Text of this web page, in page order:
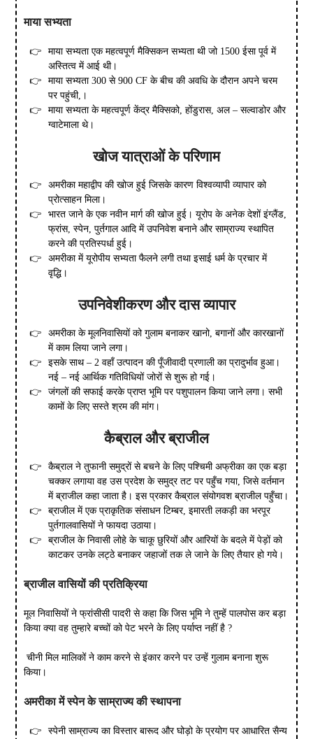
माया सभ्यता
माया सभ्यता एक महत्वपूर्ण मैक्सिकन सभ्यता थी जो 1500 ईसा पूर्व में
अस्तित्व में आई थी।
माया सभ्यता 300 से 900 CF के बीच की अवधि के दौरान अपने चरम
पर पहुंची,।
माया सभ्यता के महत्वपूर्ण केंद्र मैक्सिको, होंडुरास, अल – सल्वाडोर और
ग्वाटेमाला थे।
खोज यात्राओं के परिणाम
अमरीका महाद्वीप की खोज हुई जिसके कारण विश्वव्यापी व्यापार को
प्रोत्साहन मिला।
भारत जाने के एक नवीन मार्ग की खोज हुई। यूरोप के अनेक देशों इंग्लैंड,
फ्रांस, स्पेन, पुर्तगाल आदि में उपनिवेश बनाने और साम्राज्य स्थापित
करने की प्रतिस्पर्धा हुई।
अमरीका में यूरोपीय सभ्यता फैलने लगी तथा इसाई धर्म के प्रचार में
वृद्धि।
उपनिवेशीकरण और दास व्यापार
अमरीका के मूलनिवासियों को गुलाम बनाकर खानो, बगानों और कारखानों
में काम लिया जाने लगा।
इसके साथ – 2 वहाँ उत्पादन की पूँजीवादी प्रणाली का प्रादुर्भाव हुआ।
नई – नई आर्थिक गतिविधियों जोरों से शुरू हो गई।
जंगलों की सफाई करके प्राप्त भूमि पर पशुपालन किया जाने लगा। सभी
कामों के लिए सस्ते श्रम की मांग।
कैब्राल और ब्राजील
कैब्राल ने तुफानी समुद्रों से बचने के लिए पश्चिमी अफ्रीका का एक बड़ा
चक्कर लगाया वह उस प्रदेश के समुद्र तट पर पहुँच गया, जिसे वर्तमान
में ब्राजील कहा जाता है। इस प्रकार कैब्राल संयोगवश ब्राजील पहुँचा।
ब्राजील में एक प्राकृतिक संसाधन टिम्बर, इमारती लकड़ी का भरपूर
पुर्तगालवासियों ने फायदा उठाया।
ब्राजील के निवासी लोहे के चाकू छुरियों और आरियों के बदले में पेड़ों को
काटकर उनके लट्ठे बनाकर जहाजों तक ले जाने के लिए तैयार हो गये।
ब्राजील वासियों की प्रतिक्रिया
मूल निवासियों ने फ्रांसीसी पादरी से कहा कि जिस भूमि ने तुम्हें पालपोस कर बड़ा
किया क्या वह तुम्हारे बच्चों को पेट भरने के लिए पर्याप्त नहीं है ?
चीनी मिल मालिकों ने काम करने से इंकार करने पर उन्हें गुलाम बनाना शुरू
किया।
अमरीका में स्पेन के साम्राज्य की स्थापना
स्पेनी साम्राज्य का विस्तार बारूद और घोड़ो के प्रयोग पर आधारित सैन्य